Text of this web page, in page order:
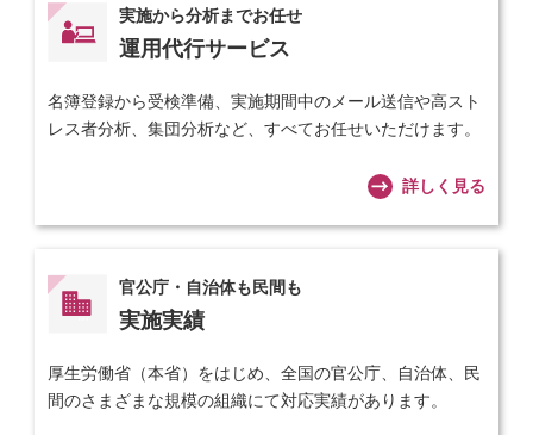
実施から分析までお任せ
運用代行サービス
名簿登録から受検準備、実施期間中のメール送信や高スト
レス者分析、集団分析など、すべてお任せいただけます。
詳しく見る
官公庁・自治体も民間も
実施実績
厚生労働省（本省）をはじめ、全国の官公庁、自治体、民
間のさまざまな規模の組織にて対応実績があります。